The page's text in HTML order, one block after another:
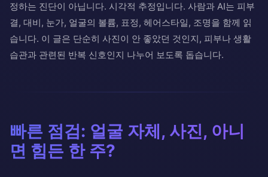
정하는 진단이 아닙니다. 시각적 추정입니다. 사람과 AI는 피부
결, 대비, 눈가, 얼굴의 볼륨, 표정, 헤어스타일, 조명을 함께 읽
습니다. 이 글은 단순히 사진이 안 좋았던 것인지, 피부나 생활
습관과 관련된 반복 신호인지 나누어 보도록 돕습니다.
빠른 점검: 얼굴 자체, 사진, 아니
면 힘든 한 주?